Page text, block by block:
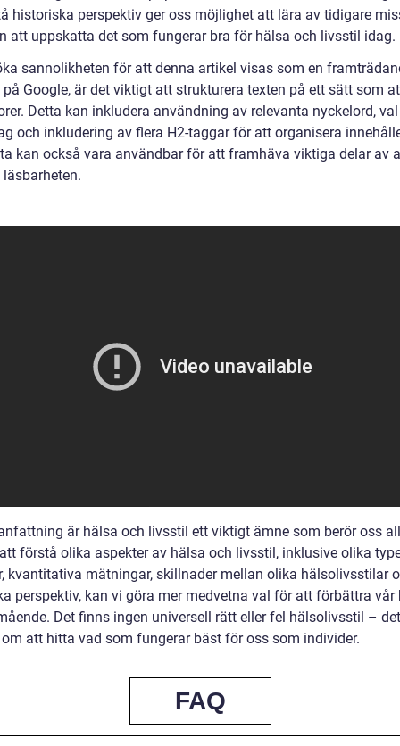
historiska perspektiv ger oss möjlighet att lära av tidigare
att uppskatta det som fungerar bra för hälsa och livsstil idag.
sannolikheten för att denna artikel visas som en
Google, är det viktigt att strukturera texten på ett sätt som
Detta kan inkludera användning av relevanta nyckelord,
och inkludering av flera H2-taggar för att organisera
kan också vara användbar för att framhäva viktiga delar av
är hälsa och livsstil ett viktigt ämne som berör oss
förstå olika aspekter av hälsa och livsstil, inklusive olika
kvantitativa mätningar, skillnader mellan olika hälsolivsstilar
perspektiv, kan vi göra mer medvetna val för att förbättra vår
Det finns ingen universell rätt eller fel hälsolivsstil – det
att hitta vad som fungerar bäst för oss som individer.
FAQ